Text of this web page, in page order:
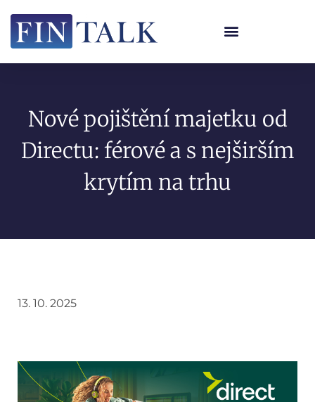
Nové pojištění majetku od
Directu: férové a s nejširším
krytím na trhu
13. 10. 2025